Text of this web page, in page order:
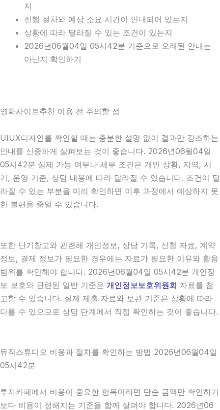
지
진행 절차와 예상 소요 시간이 안내되어 있는지
상황에 따라 달라질 수 있는 조건이 있는지
2026년06월04일 05시42분 기준으로 오래된 안내는
아닌지 확인하기
영화사이트추천 이용 전 주의할 점
UIUX디자인를 확인할 때는 충분한 설명 없이 결과만 강조하는
안내를 신중하게 살펴보는 것이 좋습니다. 2026년06월04일
05시42분 실제 가능 여부나 세부 조건은 개인 상황, 지역, 시
기, 운영 기준, 상담 내용에 따라 달라질 수 있습니다. 조건이 달
라질 수 있는 부분을 미리 확인하면 이후 과정에서 예상하지 못
한 불편을 줄일 수 있습니다.
또한 단기창고와 관련해 개인정보, 상담 기록, 신청 자료, 계약
정보, 결제 정보가 필요한 경우에는 자료가 필요한 이유와 활용
범위를 확인해야 합니다. 2026년06월04일 05시42분 개인정
보 보호와 관련된 일반 기준은 개인정보보호위원회 자료를 참
고할 수 있습니다. 실제 제출 자료와 보관 기준은 상황에 따라
다를 수 있으므로 상담 단계에서 직접 확인하는 것이 좋습니다.
뮤직스튜디오 비용과 절차를 확인하는 방법 2026년06월04일
05시42분
투자카페에서 비용이 중요한 항목이라면 단순 금액만 확인하기
보다 비용이 정해지는 기준을 함께 살펴야 합니다. 2026년06